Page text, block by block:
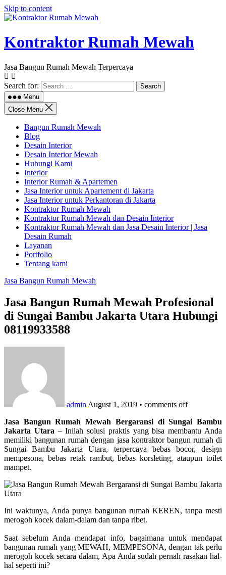
Skip to content
Kontraktor Rumah Mewah
Jasa Bangun Rumah Mewah Terpercaya
Search for:
Menu
Close Menu
Bangun Rumah Mewah
Blog
Desain Interior
Desain Interior Mewah
Hubungi Kami
Interior
Interior Rumah & Apartemen
Jasa Interior untuk Apartement di Jakarta
Jasa Interior untuk Perkantoran di Jakarta
Kontraktor Rumah Mewah
Kontraktor Rumah Mewah dan Desain Interior
Kontraktor Rumah Mewah dan Jasa Desain Interior | Jasa
Desain Rumah
Layanan
Portfolio
Tentang kami
Jasa Bangun Rumah Mewah
Jasa Bangun Rumah Mewah Profesional
di Sungai Bambu Jakarta Utara Hubungi
08119933588
admin August 1, 2019 • comments off
Jasa Bangun Rumah Mewah Bergaransi di Sungai Bambu
Jakarta Utara – Inilah solusi praktis yang bisa membantu Anda
memiliki bangunan rumah dengan jasa kontraktor bangun rumah di
Sungai Bambu Jakarta Utara, terpercaya bebas bocor, design
mempesona, bebas retak rambut, bebas korsleting, ataupun toilet
mampet.
Ini waktunya, Anda punya bangunan rumah KEREN, tanpa mesti
merogoh kocek dalam-dalam dan tanpa ribet.
Saat sebelum Anda mendapat info, bagaimana untuk mendapat
bangunan rumah yang MEWAH, MEMPESONA, dengan tak perlu
merogoh kocek secara dalam, Apa Anda sudah pernah rasakan hal-
hal seperti ini?